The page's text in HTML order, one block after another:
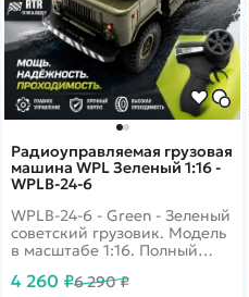
Радиоуправляемая грузовая
машина WPL Зеленый 1:16 -
WPLB-24-6
WPLB-24-6 - Green - Зеленый
советский грузовик. Модель
в масштабе 1:16. Полный
яркие фары. Грузовик на
4 260 ₽6 290 ₽